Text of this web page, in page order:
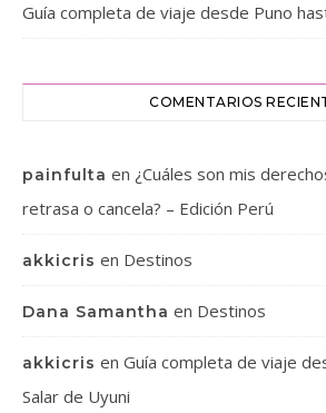
Guía completa de viaje desde Puno
COMENTARIOS
painfulta en ¿Cuáles son mis
retrasa o cancela? – Edición Perú
akkicris en Destinos
Dana Samantha en Destinos
akkicris en Guía completa de viaje
Salar de Uyuni